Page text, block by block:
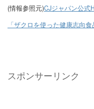
(情報参照元)CJジャパン公式
「ザクロを使った健康志向食
スポンサーリンク